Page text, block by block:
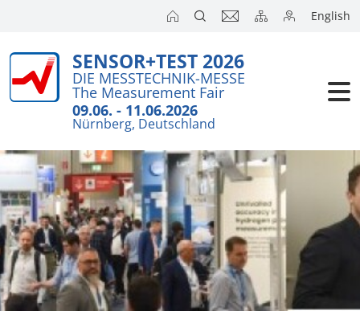
English
SENSOR+TEST 2026
DIE MESSTECHNIK-MESSE
The Measurement Fair
09.06. - 11.06.2026
Nürnberg, Deutschland